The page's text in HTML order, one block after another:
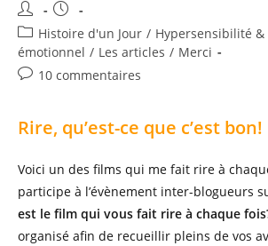
Auteur/autrice
de
la
publication :
Publication
publiée :
Post
category:
Histoire d'un Jour / Hypersensibilité &
émotionnel / Les articles / Merci
Commentaires
publication :
10 commentaires
Rire, qu’est-ce que c’est bon!
Voici un des films qui me fait rire à
participe à l’évènement inter-blogueurs
est le film qui vous fait rire à chaque
organisé afin de recueillir pleins de vos